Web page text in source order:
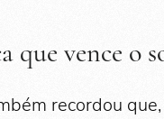
que vence o
recordou